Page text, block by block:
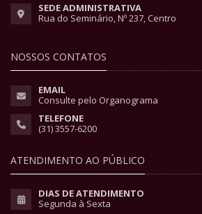
SEDE ADMINISTRATIVA
Rua do Seminário, Nº 237, Centro
NOSSOS CONTATOS
EMAIL
Consulte pelo Organograma
TELEFONE
(31) 3557-6200
ATENDIMENTO AO PÚBLICO
DIAS DE ATENDIMENTO
Segunda à Sexta